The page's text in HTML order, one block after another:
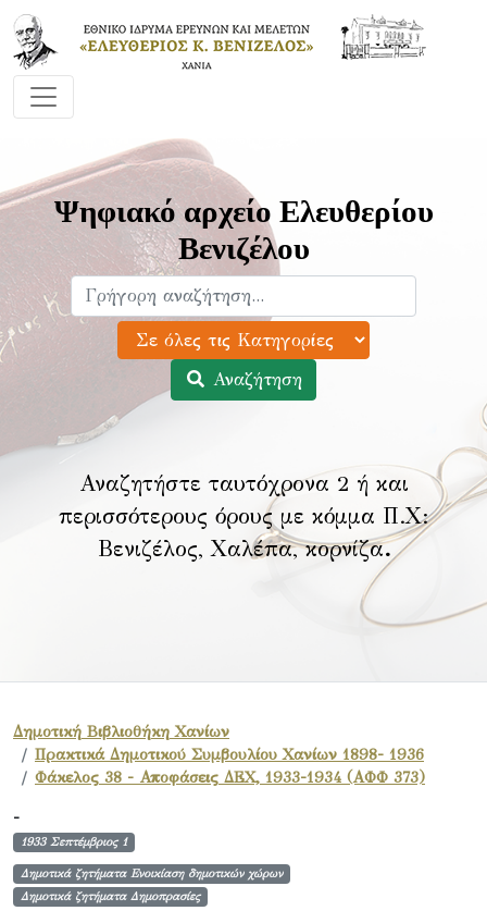
Ψηφιακό αρχείο Ελευθερίου
Βενιζέλου
Αναζήτηση
Αναζητήστε ταυτόχρονα 2 ή και
περισσότερους όρους με κόμμα Π.Χ:
Βενιζέλος, Χαλέπα, κορνίζα.
Δημοτική Βιβλιοθήκη Χανίων
Πρακτικά Δημοτικού Συμβουλίου Χανίων 1898- 1936
Φάκελος 38 - Αποφάσεις ΔΕΧ, 1933-1934 (ΑΦΦ 373)
-
1933 Σεπτέμβριος 1
Δημοτικά ζητήματα Ενοικίαση δημοτικών χώρων
Δημοτικά ζητήματα Δημοπρασίες